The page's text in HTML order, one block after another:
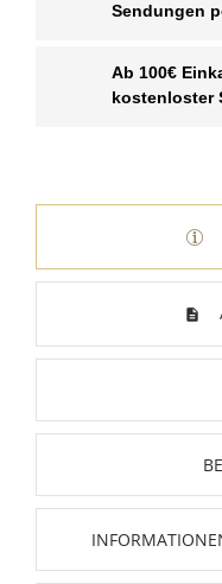
Sendungen
Ab 100€
kostenloster